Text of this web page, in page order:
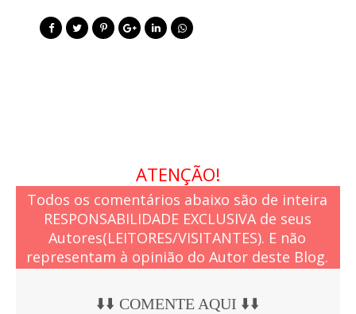
ATENÇÃO!
Todos os comentários abaixo são de inteira
RESPONSABILIDADE EXCLUSIVA de seus
Autores(LEITORES/VISITANTES). E não
representam à opinião do Autor deste Blog.
⬇️⬇️ COMENTE AQUI ⬇️⬇️